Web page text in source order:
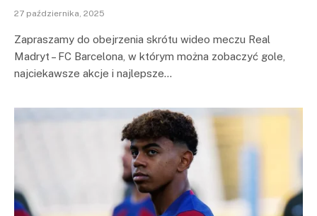
27 października, 2025
Zapraszamy do obejrzenia skrótu wideo meczu Real
Madryt – FC Barcelona, w którym można zobaczyć gole,
najciekawsze akcje i najlepsze…